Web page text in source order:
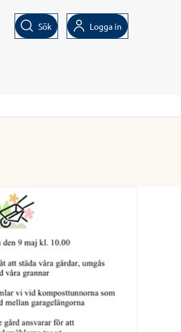
Sök Logga in